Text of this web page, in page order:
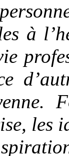
à
les